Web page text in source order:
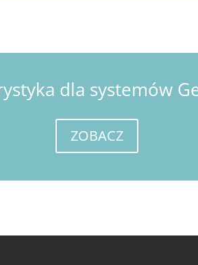
dla systemów
ZOBACZ